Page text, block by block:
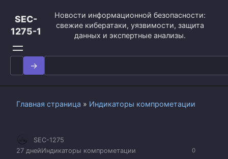
контенту
SEC-
1275-1
Новости информационной безопасности:
свежие кибератаки, уязвимости, защита
данных и экспертные анализы.
Search
for:
Главная страница » Индикаторы компрометации
0
SEC-1275
27 днейИндикаторы компрометации